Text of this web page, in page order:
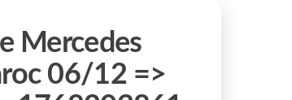
Mercedes
06/12 =>